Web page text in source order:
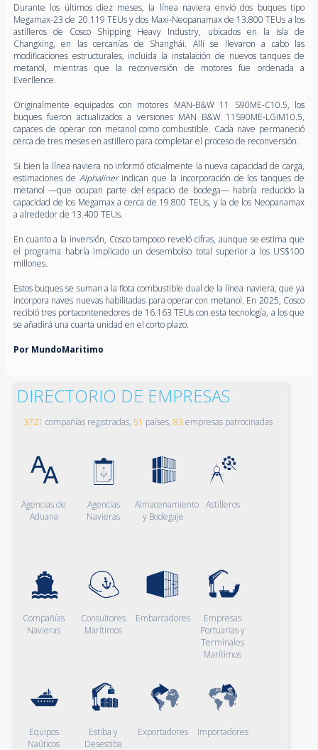
Durante los últimos diez meses, la línea naviera envió dos buques tipo
Megamax-23 de 20.119 TEUs y dos Maxi-Neopanamax de 13.800 TEUs a los
astilleros de Cosco Shipping Heavy Industry, ubicados en la isla de
Changxing, en las cercanías de Shanghái. Allí se llevaron a cabo las
modificaciones estructurales, incluida la instalación de nuevos tanques de
metanol, mientras que la reconversión de motores fue ordenada a
Everllence.
Originalmente equipados con motores MAN-B&W 11 S90ME-C10.5, los
buques fueron actualizados a versiones MAN B&W 11S90ME-LGIM10.5,
capaces de operar con metanol como combustible. Cada nave permaneció
cerca de tres meses en astillero para completar el proceso de reconversión.
Si bien la línea naviera no informó oficialmente la nueva capacidad de carga,
estimaciones de Alphalinerindican que la incorporación de los tanques de
metanol —que ocupan parte del espacio de bodega— habría reducido la
capacidad de los Megamax a cerca de 19.800 TEUs, y la de los Neopanamax
a alrededor de 13.400 TEUs.
En cuanto a la inversión, Cosco tampoco reveló cifras, aunque se estima que
el programa habría implicado un desembolso total superior a los US$100
millones.
Estos buques se suman a la flota combustible dual de la línea naviera, que ya
incorpora naves nuevas habilitadas para operar con metanol. En 2025, Cosco
recibió tres portacontenedores de 16.163 TEUs con esta tecnología, a los que
se añadirá una cuarta unidad en el corto plazo.
Por MundoMaritimo
DIRECTORIO DE EMPRESAS
3721 compañías registradas, 51 países, 83 empresas patrocinadas
Agencias de
Aduana
Agencias
Navieras
Almacenamiento
y Bodegaje
Astilleros
Compañías
Navieras
Consultores
Marítimos
Embarcadores
Empresas
Portuarias y
Terminales
Marítimos
Equipos
Naúticos
Estiba y
Desestiba
Exportadores Importadores